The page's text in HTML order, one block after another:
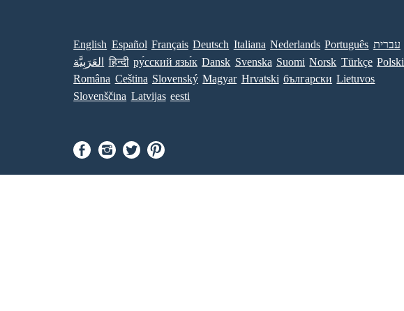
English Español Français Deutsch Italiana Nederlands Português עברית
العَرَبِيَّة
हिन्दी ру́сский язы́к Dansk Svenska Suomi Norsk Türkçe Polski
Româna Ceština Slovenský Magyar Hrvatski български Lietuvos
Slovenščina Latvijas eesti